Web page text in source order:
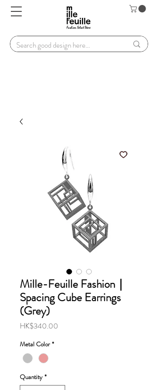
Mille-Feuille Fashion｜
Spacing Cube Earrings
(Grey)
HK$340.00
Metal Color *
Quantity *